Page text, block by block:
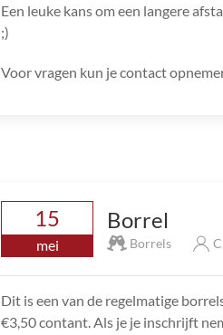
Een leuke kans om een langere
;)
Voor vragen kun je contact
15
mei
Borrel
Borrels
Dit is een van de regelmatige
€3,50 contant. Als je je inschrijft